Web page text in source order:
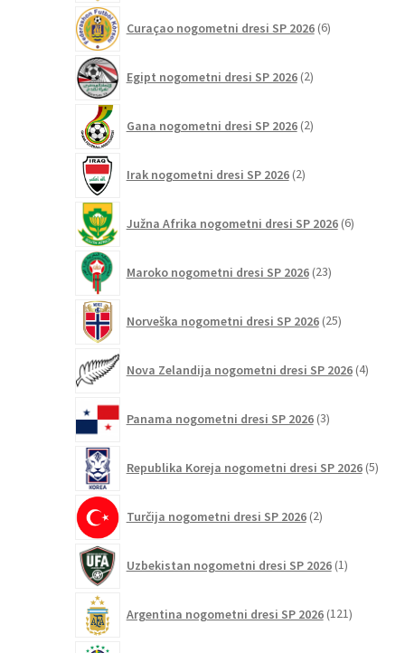
Curaçao nogometni dresi SP 2026 6izdelkov
Egipt nogometni dresi SP 2026 2izdelka
Gana nogometni dresi SP 2026 2izdelka
Irak nogometni dresi SP 2026 2izdelka
Južna Afrika nogometni dresi SP 2026 6izdelkov
Maroko nogometni dresi SP 2026 23izdelkov
Norveška nogometni dresi SP 2026 25izdelkov
Nova Zelandija nogometni dresi SP 2026 4izdelki
Panama nogometni dresi SP 2026 3izdelki
Republika Koreja nogometni dresi SP 2026 5
Turčija nogometni dresi SP 2026 2izdelka
Uzbekistan nogometni dresi SP 2026 1izdelek
Argentina nogometni dresi SP 2026 121izdelkov